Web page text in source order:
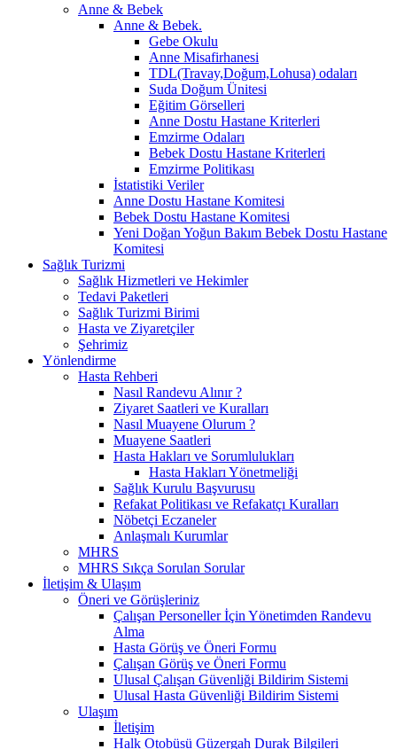
Anne & Bebek
Anne & Bebek.
Gebe Okulu
Anne Misafirhanesi
TDL(Travay,Doğum,Lohusa) odaları
Suda Doğum Ünitesi
Eğitim Görselleri
Anne Dostu Hastane Kriterleri
Emzirme Odaları
Bebek Dostu Hastane Kriterleri
Emzirme Politikası
İstatistiki Veriler
Anne Dostu Hastane Komitesi
Bebek Dostu Hastane Komitesi
Yeni Doğan Yoğun Bakım Bebek Dostu Hastane
Komitesi
Sağlık Turizmi
Sağlık Hizmetleri ve Hekimler
Tedavi Paketleri
Sağlık Turizmi Birimi
Hasta ve Ziyaretçiler
Şehrimiz
Yönlendirme
Hasta Rehberi
Nasıl Randevu Alınır ?
Ziyaret Saatleri ve Kuralları
Nasıl Muayene Olurum ?
Muayene Saatleri
Hasta Hakları ve Sorumlulukları
Hasta Hakları Yönetmeliği
Sağlık Kurulu Başvurusu
Refakat Politikası ve Refakatçı Kuralları
Nöbetçi Eczaneler
Anlaşmalı Kurumlar
MHRS
MHRS Sıkça Sorulan Sorular
İletişim & Ulaşım
Öneri ve Görüşleriniz
Çalışan Personeller İçin Yönetimden Randevu
Alma
Hasta Görüş ve Öneri Formu
Çalışan Görüş ve Öneri Formu
Ulusal Çalışan Güvenliği Bildirim Sistemi
Ulusal Hasta Güvenliği Bildirim Sistemi
Ulaşım
İletişim
Halk Otobüsü Güzergah Durak Bilgileri